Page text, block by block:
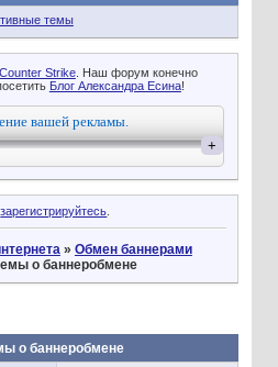
темы
Strike. Наш форум конечно
Блог Александра Есина!
вашей рекламы.
+
зарегистрируйтесь.
» Обмен баннерами
о баннеробмене
о баннеробмене